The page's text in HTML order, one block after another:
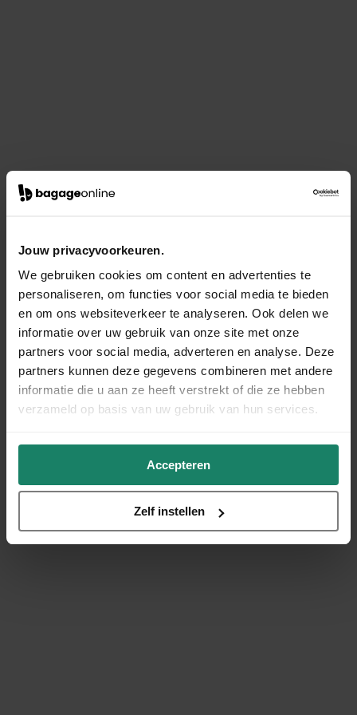
Jouw privacyvoorkeuren.
We gebruiken cookies om content en advertenties te
personaliseren, om functies voor social media te bieden
en om ons websiteverkeer te analyseren. Ook delen we
informatie over uw gebruik van onze site met onze
partners voor social media, adverteren en analyse. Deze
partners kunnen deze gegevens combineren met andere
informatie die u aan ze heeft verstrekt of die ze hebben
verzameld op basis van uw gebruik van hun services.
Accepteren
Zelf instellen